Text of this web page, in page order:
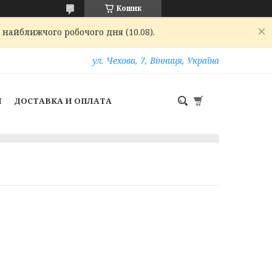
Кошик
робочого дня (10.08).
ул. Чехова, 7, Вінниця, Україна
ДОСТАВКА И ОПЛАТА